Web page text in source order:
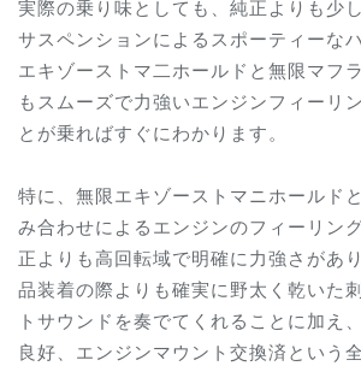
実際の乗り味としても、純正よりも少
サスペンションによるスポーティーな
エキゾーストマ二ホールドと無限マフ
もスムーズで力強いエンジンフィーリ
とが乗ればすぐにわかります。
特に、無限エキゾーストマニホールド
み合わせによるエンジンのフィーリン
正よりも高回転域で明確に力強さがあ
品装着の際よりも確実に野太く乾いた
トサウンドを奏でてくれることに加え
良好、エンジンマウント交換済という